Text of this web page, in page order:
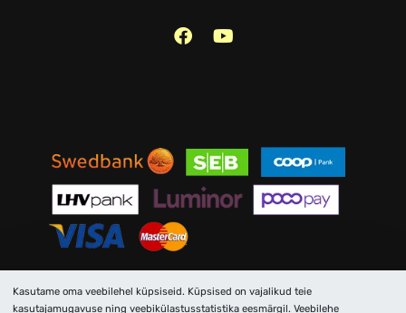
AVENTOR OÜ © 2026. Kõik õigused kaitstud.
Kasutame oma veebilehel küpsiseid. Küpsised on vajalikud teie
kasutajamugavuse ning veebikülastusstatistika eesmärgil. Veebilehe